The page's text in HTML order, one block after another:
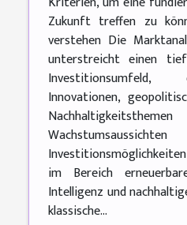
Zukunft treffen zu
verstehen Die
unterstreicht einen
Innovationen,
im Bereich
Intelligenz und
klassische...